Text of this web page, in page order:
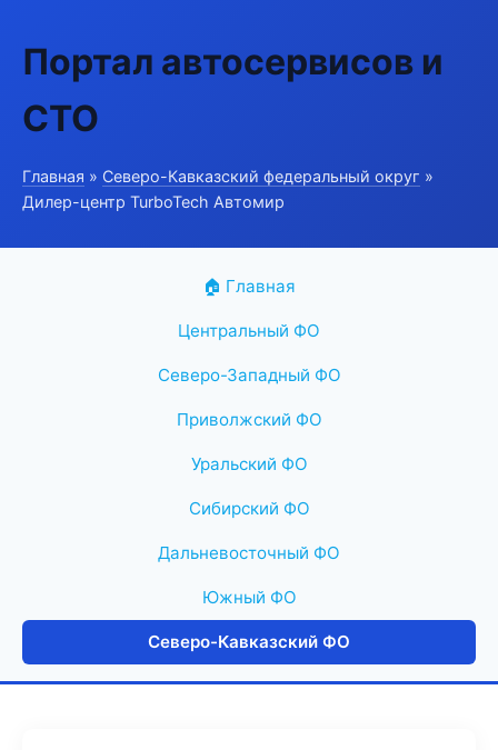
Портал автосервисов и
СТО
Главная » Северо-Кавказский федеральный округ »
Дилер-центр TurboTech Автомир
🏠 Главная
Центральный ФО
Северо-Западный ФО
Приволжский ФО
Уральский ФО
Сибирский ФО
Дальневосточный ФО
Южный ФО
Северо-Кавказский ФО